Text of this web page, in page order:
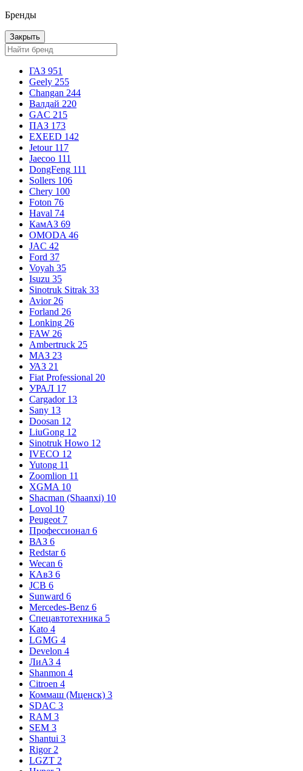
Бренды
Закрыть
ГАЗ 951
Geely 255
Changan 244
Валдай 220
GAC 215
ПАЗ 173
EXEED 142
Jetour 117
Jaecoo 111
DongFeng 111
Sollers 106
Chery 100
Foton 76
Haval 74
КамАЗ 69
OMODA 46
JAC 42
Ford 37
Voyah 35
Isuzu 35
Sinotruk Sitrak 33
Avior 26
Forland 26
Lonking 26
FAW 26
Ambertruck 25
МАЗ 23
УАЗ 21
Fiat Professional 20
УРАЛ 17
Cargador 13
Sany 13
Doosan 12
LiuGong 12
Sinotruk Howo 12
IVECO 12
Yutong 11
Zoomlion 11
XGMA 10
Shacman (Shaanxi) 10
Lovol 10
Peugeot 7
Профессионал 6
ВАЗ 6
Redstar 6
Wecan 6
КАвЗ 6
JCB 6
Sunward 6
Mercedes-Benz 6
Спецавтотехника 5
Kato 4
LGMG 4
Develon 4
ЛиАЗ 4
Shanmon 4
Citroen 4
Коммаш (Мценск) 3
SDAC 3
RAM 3
SEM 3
Shantui 3
Rigor 2
LGZT 2